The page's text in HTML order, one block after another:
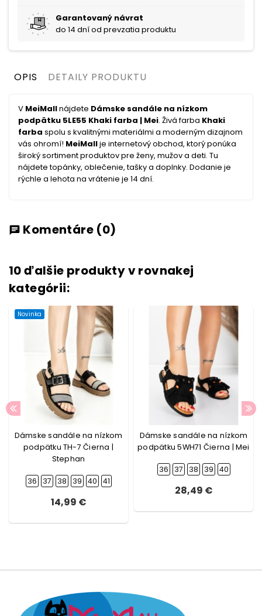
Garantovaný návrat
do 14 dní od prevzatia produktu
OPIS DETAILY PRODUKTU
V MeiMallnájdete Dámske sandále na nízkom
podpätku 5LE55 Khaki farba | Mei. Živá farba Khaki
farba spolu s kvalitnými materiálmi a moderným dizajnom
vás ohromí! MeiMallje internetový obchod, ktorý ponúka
široký sortiment produktov pre ženy, mužov a deti. Tu
nájdete topánky, oblečenie, tašky a doplnky. Dodanie je
rýchle a lehota na vrátenie je 14 dní.
chat Komentáre (0)
10 ďalšie produkty v rovnakej
kategórii:
Novinka
Dámske sandále na nízkom
podpätku TH-7 Čierna |
Stephan
36 37 38 39 40 41
14,99 €
Dámske sandále na nízkom
podpätku 5WH71 Čierna | Mei
36 37 38 39 40
28,49 €